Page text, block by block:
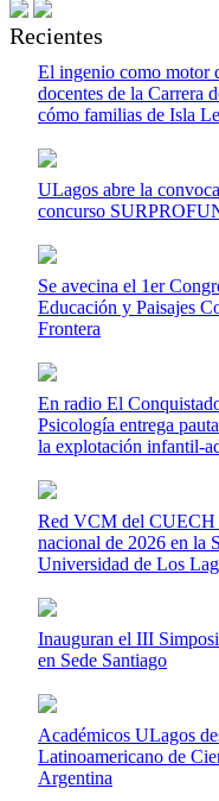
Recientes
El ingenio como motor
docentes de la Carrera
cómo familias de Isla
ULagos abre la
concurso
Se avecina el 1er
Educación y Paisajes
Frontera
En radio El
Psicología entrega
la explotación infantil-
Red VCM del CUECH
nacional de 2026 en la
Universidad de Los
Inauguran el III
en Sede Santiago
Académicos ULagos
Latinoamericano de
Argentina